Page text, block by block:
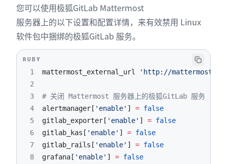
您可以使用极狐GitLab Mattermost
服务器上的以下设置和配置详情，来有效禁用 Linux
软件包中捆绑的极狐GitLab 服务。
RUBY
1 mattermost_external_url
'http://
2
3
# 关闭 Mattermost 服务器上的极狐GitLab 服务
4
alertmanager [ 'enable' ] = false
5
gitlab_exporter [ 'enable' ] = false
6
gitlab_kas [ 'enable' ] = false
7
gitlab_rails [ 'enable' ] = false
8
grafana [ 'enable' ] = false